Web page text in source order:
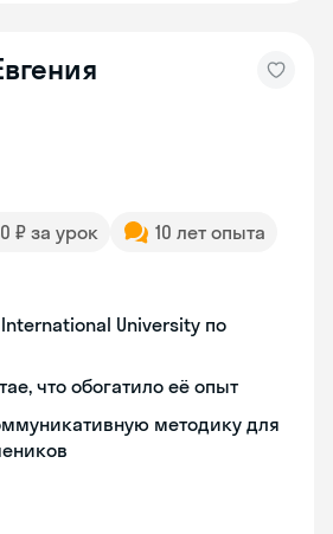
₽ за урок
10 лет опыта
International University по
что обогатило её опыт
методику для